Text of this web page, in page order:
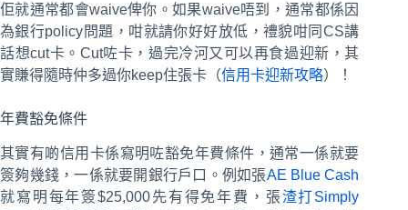
佢就通常都會waive俾你。如果waive唔到，通常都係因
為銀行policy問題，咁就請你好好放低，禮貌咁同CS講
話想cut卡。Cut咗卡，過完冷河又可以再食過迎新，其
實賺得隨時仲多過你keep住張卡（信用卡迎新攻略）！
年費豁免條件
其實有啲信用卡係寫明咗豁免年費條件，通常一係就要
簽夠幾錢，一係就要開銀行戶口。例如張AE Blue Cash
就寫明每年簽$25,000先有得免年費，張渣打Simply